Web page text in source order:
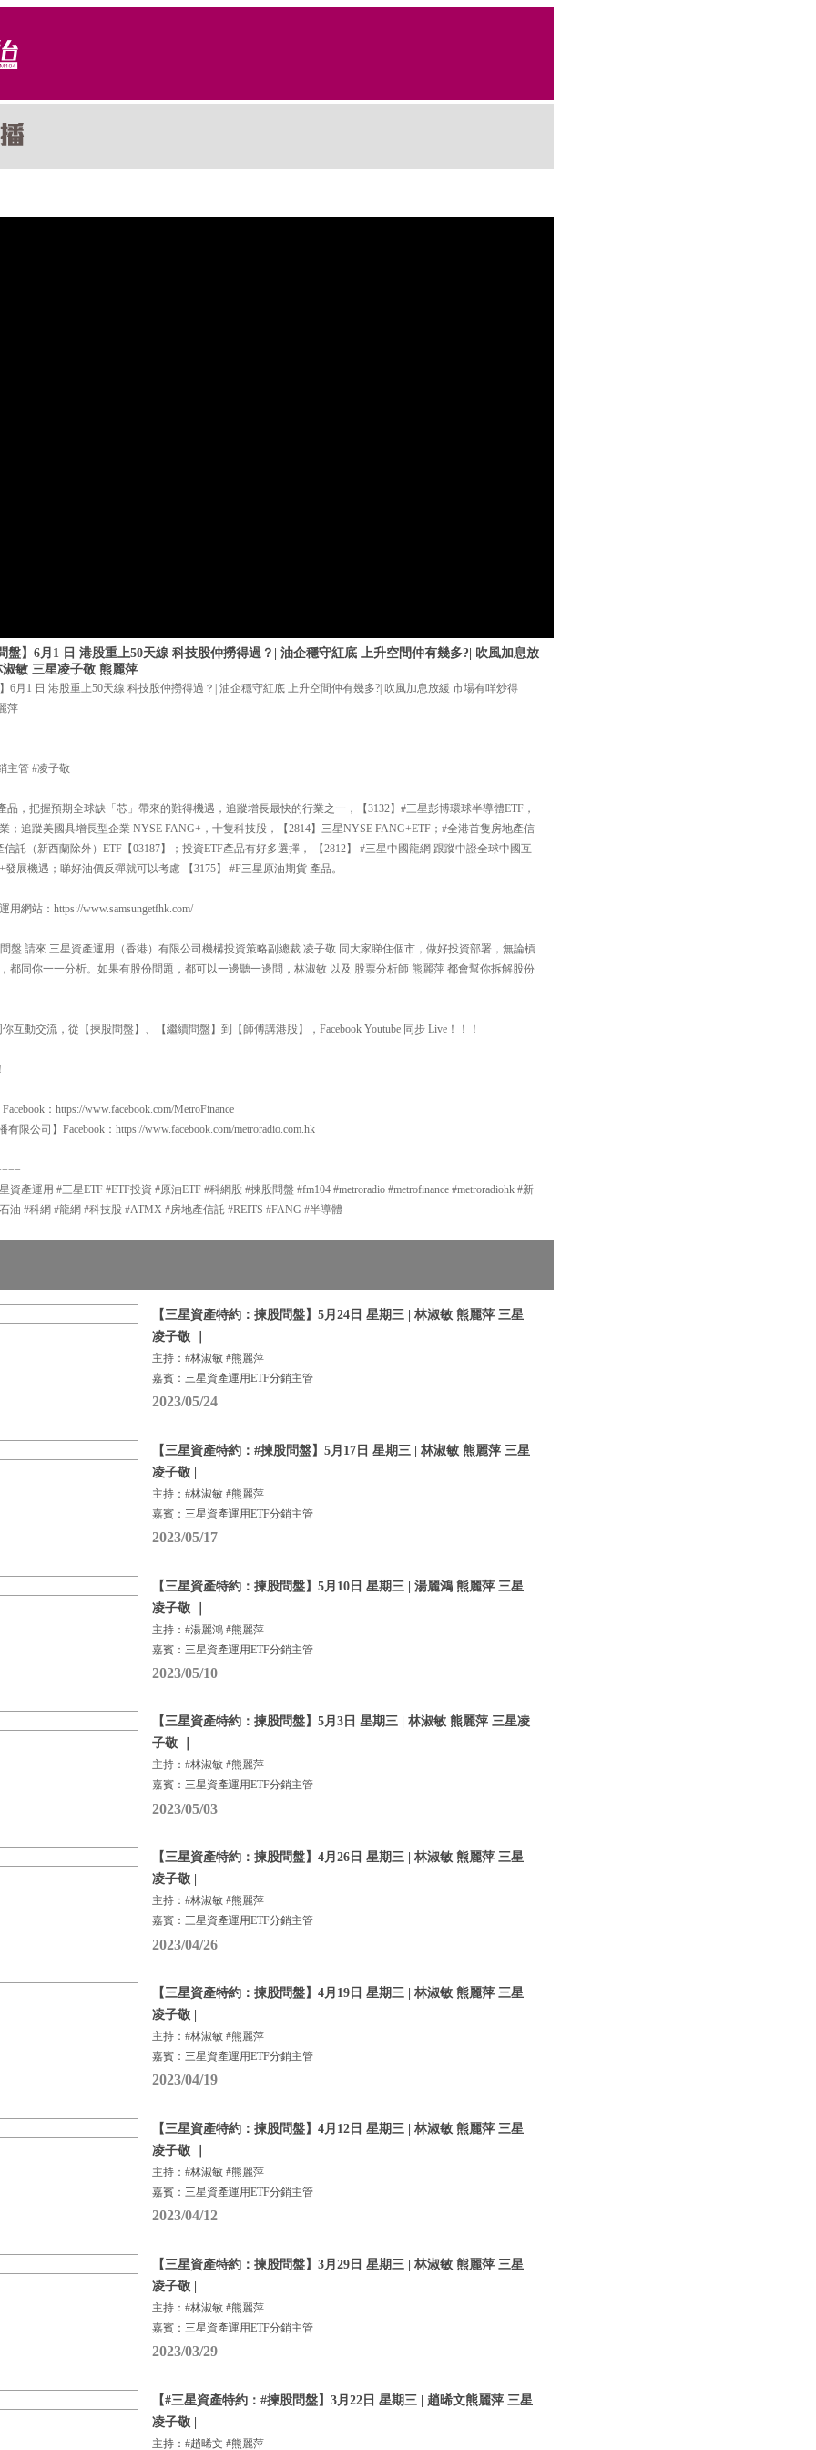
盤】6月1 日 港股重上50天線 科技股仲撈得過？| 油企穩守紅底 上升空間仲有幾多?| 吹風加息放
敏 三星凌子敬 熊麗萍
6月1 日 港股重上50天線 科技股仲撈得過？| 油企穩守紅底 上升空間仲有幾多?| 吹風加息放緩 市場有咩炒得
萍
主管 #凌子敬
品，把握預期全球缺「芯」帶來的難得機遇，追蹤增長最快的行業之一，【3132】#三星彭博環球半導體ETF，
；追蹤美國具增長型企業 NYSE FANG+，十隻科技股，【2814】三星NYSE FANG+ETF；#全港首隻房地產信
託（新西蘭除外）ETF【03187】；投資ETF產品有好多選擇， 【2812】 #三星中國龍網 跟蹤中證全球中國互
展機遇；睇好油價反彈就可以考慮 【3175】 #F三星原油期貨 產品。
網站：https://www.samsungetfhk.com/
盤 請來 三星資產運用（香港）有限公司機構投資策略副總裁 凌子敬 同大家睇住個市，做好投資部署，無論槓
都同你一一分析。如果有股份問題，都可以一邊聽一邊問，林淑敏 以及 股票分析師 熊麗萍 都會幫你拆解股份
互動交流，從【揀股問盤】、【繼續問盤】到【師傅講港股】，Facebook Youtube 同步 Live！！！
：https://www.facebook.com/MetroFinance
限公司】Facebook：https://www.facebook.com/metroradio.com.hk
產運用 #三星ETF #ETF投資 #原油ETF #科網股 #揀股問盤 #fm104 #metroradio #metrofinance #metroradiohk #新
油 #科網 #龍網 #科技股 #ATMX #房地產信託 #REITS #FANG #半導體
【三星資產特約：揀股問盤】5月24日 星期三 | 林淑敏 熊麗萍 三星
凌子敬 ｜
主持：#林淑敏 #熊麗萍
嘉賓：三星資產運用ETF分銷主管
2023/05/24
【三星資產特約：#揀股問盤】5月17日 星期三 | 林淑敏 熊麗萍 三星
凌子敬 |
主持：#林淑敏 #熊麗萍
嘉賓：三星資產運用ETF分銷主管
2023/05/17
【三星資產特約：揀股問盤】5月10日 星期三 | 湯麗鴻 熊麗萍 三星
凌子敬 ｜
主持：#湯麗鴻 #熊麗萍
嘉賓：三星資產運用ETF分銷主管
2023/05/10
【三星資產特約：揀股問盤】5月3日 星期三 | 林淑敏 熊麗萍 三星凌
子敬 ｜
主持：#林淑敏 #熊麗萍
嘉賓：三星資產運用ETF分銷主管
2023/05/03
【三星資產特約：揀股問盤】4月26日 星期三 | 林淑敏 熊麗萍 三星
凌子敬 |
主持：#林淑敏 #熊麗萍
嘉賓：三星資產運用ETF分銷主管
2023/04/26
【三星資產特約：揀股問盤】4月19日 星期三 | 林淑敏 熊麗萍 三星
凌子敬 |
主持：#林淑敏 #熊麗萍
嘉賓：三星資產運用ETF分銷主管
2023/04/19
【三星資產特約：揀股問盤】4月12日 星期三 | 林淑敏 熊麗萍 三星
凌子敬 ｜
主持：#林淑敏 #熊麗萍
嘉賓：三星資產運用ETF分銷主管
2023/04/12
【三星資產特約：揀股問盤】3月29日 星期三 | 林淑敏 熊麗萍 三星
凌子敬 |
主持：#林淑敏 #熊麗萍
嘉賓：三星資產運用ETF分銷主管
2023/03/29
【#三星資產特約：#揀股問盤】3月22日 星期三 | 趙晞文熊麗萍 三星
凌子敬 |
主持：#趙晞文 #熊麗萍